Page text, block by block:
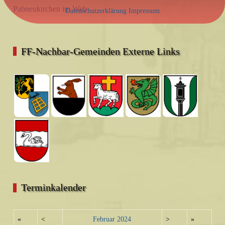
Pabneukirchen im Web
FF-Nachbar-Gemeinden Externe Links
Terminkalender
« < Februar 2024 > »
Datenschutzerklärung Impressum